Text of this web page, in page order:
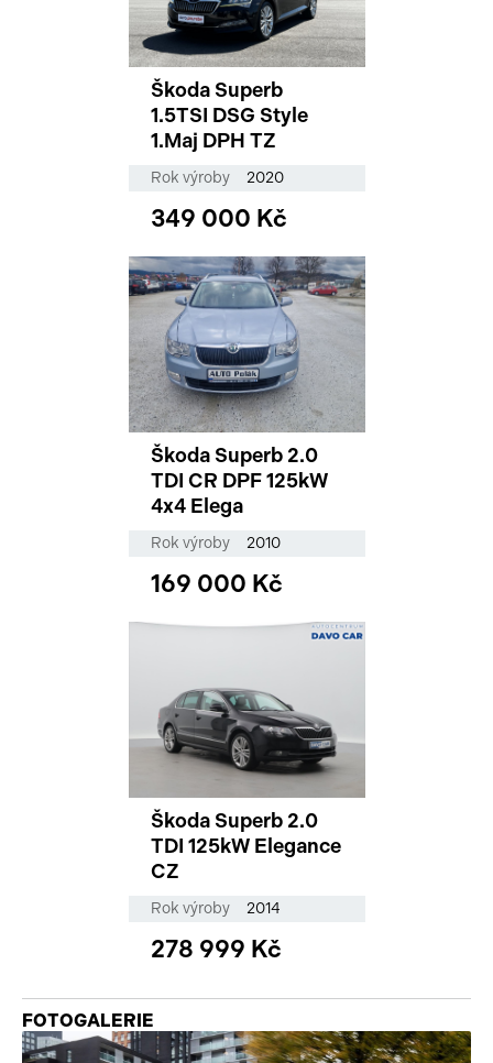
Škoda Superb
1.5TSI DSG Style
1.Maj DPH TZ
Rok výroby 2020
349 000 Kč
Škoda Superb 2.0
TDI CR DPF 125kW
4x4 Elega
Rok výroby 2010
169 000 Kč
Škoda Superb 2.0
TDI 125kW Elegance
CZ
Rok výroby 2014
278 999 Kč
FOTOGALERIE